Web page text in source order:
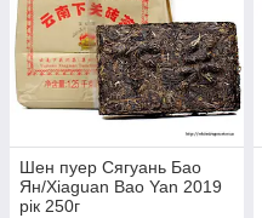
Шен пуер Сягуань Бао
Ян/Xiaguan Bao Yan 2019
рік 250г